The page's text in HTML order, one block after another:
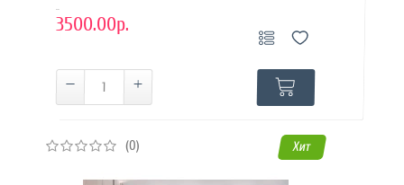
..
3500.00р.
(0) Хит